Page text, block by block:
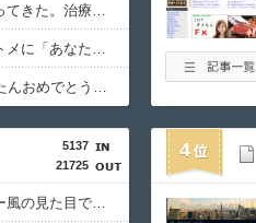
妊娠５ヶ月の私、義実家に呼ばれて行ってきた。治療を経て妊娠５ヶ月になった義妹を引き合いに出され、トメから放たれた「耳を疑う理不尽すぎる一言」に愕然←妊娠時期の操作とか超能力者かよ
家購入に「ダメダメ！」と猛反対するトメに「あなたの家じゃありません」と言い放った結果→激怒したトメが自ら〇〇を口にして最高の展開へｗｗｗｗｗｗ
38歳マザコン夫の誕生日に「むしゅこたんおめでとう！」と義実家を飾り付ける超過干渉トメ！ご近所さんを招待してあげたら、38歳メタボ夫が登場して近所のおじいさんが大爆発する事態に
5137
21725
職場を襲う歩く香害お局！プロレスラー風の見た目で自分を「〇〇ちゃん」呼び、部下を鬱病で何人も潰してお菓子賄賂でウハウハwｗｗ
4